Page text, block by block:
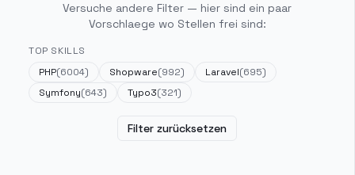
Versuche andere Filter — hier sind ein paar
Vorschlaege wo Stellen frei sind:
TOP SKILLS
PHP(6004) Shopware(992) Laravel(695)
Symfony(643) Typo3(321)
Filter zurücksetzen